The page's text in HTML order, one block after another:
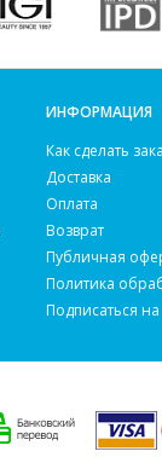
ИНФОРМАЦИЯ
Как сделать
Доставка
Оплата
Возврат
Публичная
Политика
Подписаться